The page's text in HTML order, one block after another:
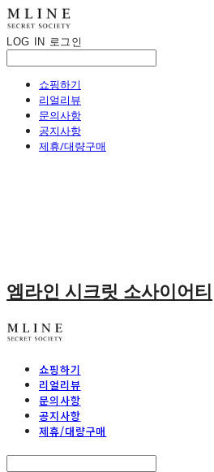
LOG IN 로그인
쇼핑하기
리얼리뷰
문의사항
공지사항
제휴/대량구매
엠라인 시크릿 소사이어티
쇼핑하기
리얼리뷰
문의사항
공지사항
제휴/대량구매